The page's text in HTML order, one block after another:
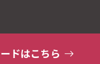
ドはこちら